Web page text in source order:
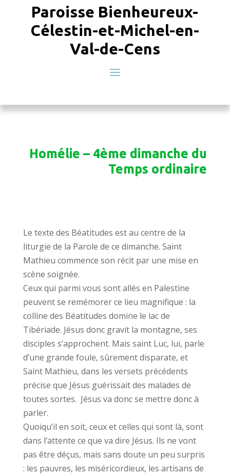
Paroisse Bienheureux-
Célestin-et-Michel-en-
Val-de-Cens
Homélie – 4ème dimanche du
Temps ordinaire
Le texte des Béatitudes est au centre de la
liturgie de la Parole de ce dimanche. Saint
Mathieu commence son récit par une mise en
scène soignée.
Ceux qui parmi vous sont allés en Palestine
peuvent se remémorer ce lieu magnifique : la
colline des Béatitudes domine le lac de
Tibériade. Jésus donc gravit la montagne, ses
disciples s’approchent. Mais saint Luc, lui, parle
d’une grande foule, sûrement disparate, et
Saint Mathieu, dans les versets précédents
précise que Jésus guérissait des malades de
toutes sortes. Jésus va donc se mettre donc à
parler.
Quoiqu’il en soit, ceux et celles qui sont là, sont
dans l’attente ce que va dire Jésus. Ils ne vont
pas être déçus, mais sans doute un peu surpris
: les pauvres, les miséricordieux, les artisans de